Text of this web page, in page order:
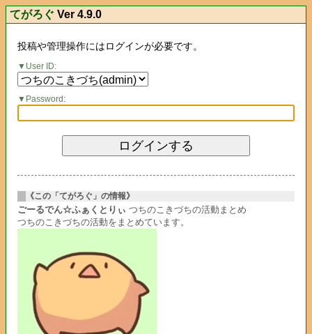
てがろぐ Ver 4.9.0
投稿や管理操作にはログインが必要です。
User ID:
Password:
《この「てがろぐ」の情報》
ごーるでん☆ふぁくとりぃ つちのこきづちの活動まとめ
つちのこきづちの活動をまとめています。